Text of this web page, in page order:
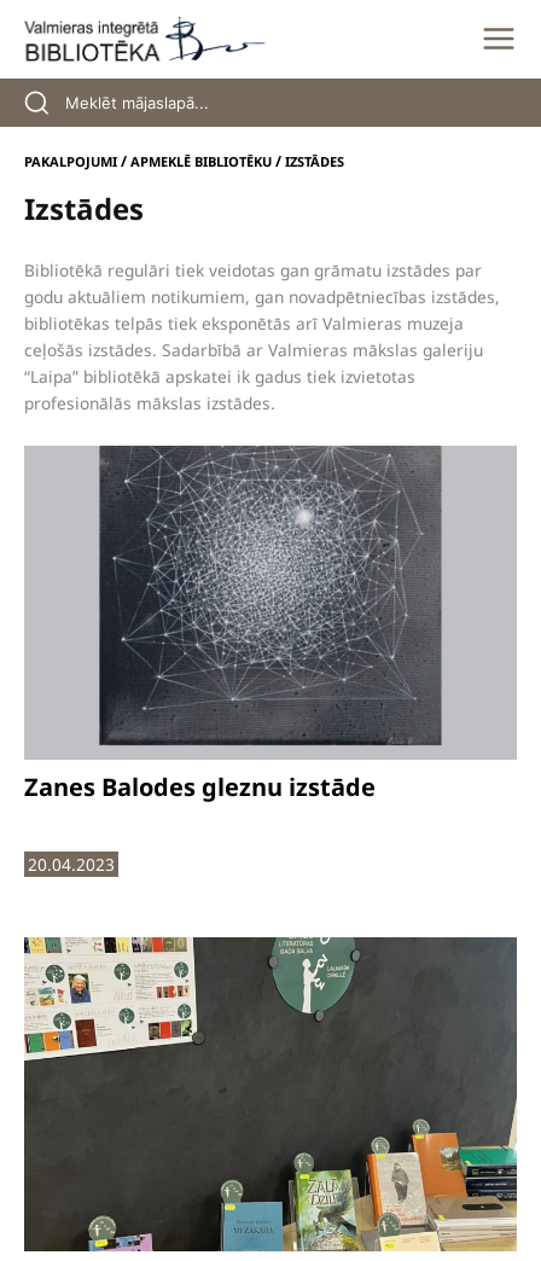
content
PAKALPOJUMI / APMEKLĒ BIBLIOTĒKU / IZSTĀDES
Izstādes
Bibliotēkā regulāri tiek veidotas gan grāmatu izstādes par
godu aktuāliem notikumiem, gan novadpētniecības izstādes,
bibliotēkas telpās tiek eksponētās arī Valmieras muzeja
ceļošās izstādes. Sadarbībā ar Valmieras mākslas galeriju
“Laipa” bibliotēkā apskatei ik gadus tiek izvietotas
profesionālās mākslas izstādes.
Zanes Balodes gleznu izstāde
20.04.2023